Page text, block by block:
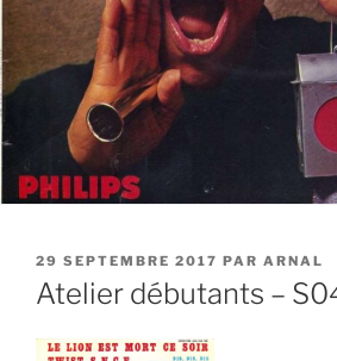
PUBLIÉ
LE
29 SEPTEMBRE 2017 PAR ARNAL
Atelier débutants –